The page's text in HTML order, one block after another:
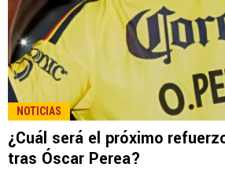
NOTICIAS
¿Cuál será el próximo
tras Óscar Perea?